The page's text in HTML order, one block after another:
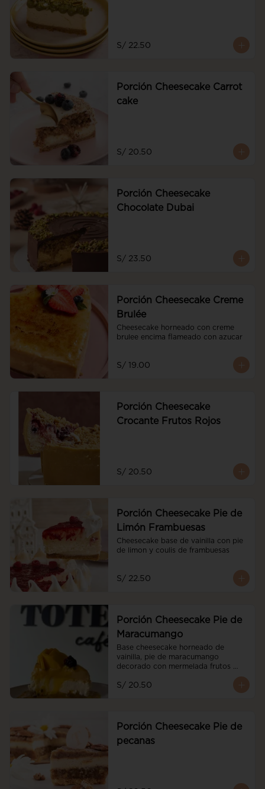
S/ 22.50
Porción Cheesecake Carrot
cake
S/ 20.50
Porción Cheesecake
Chocolate Dubai
S/ 23.50
Porción Cheesecake Creme
Brulée
Cheesecake horneado con creme
brulee encima flameado con azucar
S/ 19.00
Porción Cheesecake
Crocante Frutos Rojos
S/ 20.50
Porción Cheesecake Pie de
Limón Frambuesas
Cheesecake base de vainilla con pie
de limon y coulis de frambuesas
S/ 22.50
Porción Cheesecake Pie de
Maracumango
Base cheesecake horneado de
vainilla, pie de maracumango
decorado con mermelada frutos
S/ 20.50
Porción Cheesecake Pie de
pecanas